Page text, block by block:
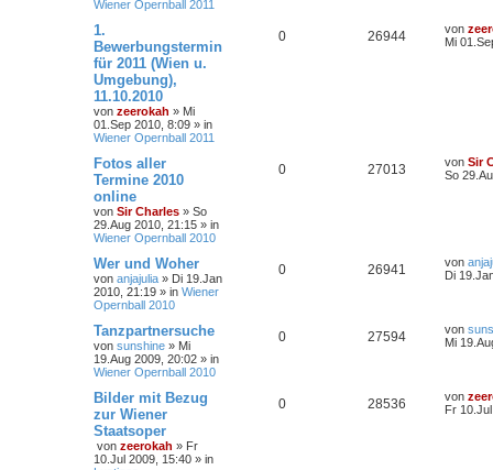
Wiener Opernball 2011
1.
Bewerbungstermin
für 2011 (Wien u.
Umgebung),
11.10.2010
von zeerokah » Mi
01.Sep 2010, 8:09 » in
Wiener Opernball 2011
0 26944 von
Mi
Fotos aller
Termine 2010
online
von Sir Charles » So
29.Aug 2010, 21:15 » in
Wiener Opernball 2010
0 27013 von Sir
So
Wer und Woher
von anjajulia » Di 19.Jan
2010, 21:19 » in Wiener
Opernball 2010
0 26941 von
Di
Tanzpartnersuche
von sunshine » Mi
19.Aug 2009, 20:02 » in
Wiener Opernball 2010
0 27594 von
Mi
Bilder mit Bezug
zur Wiener
Staatsoper
von zeerokah » Fr
10.Jul 2009, 15:40 » in
0 28536 von
Fr